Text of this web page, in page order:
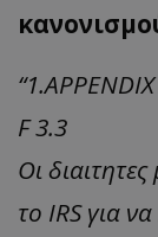
F 3.3
Οι
το IRS για